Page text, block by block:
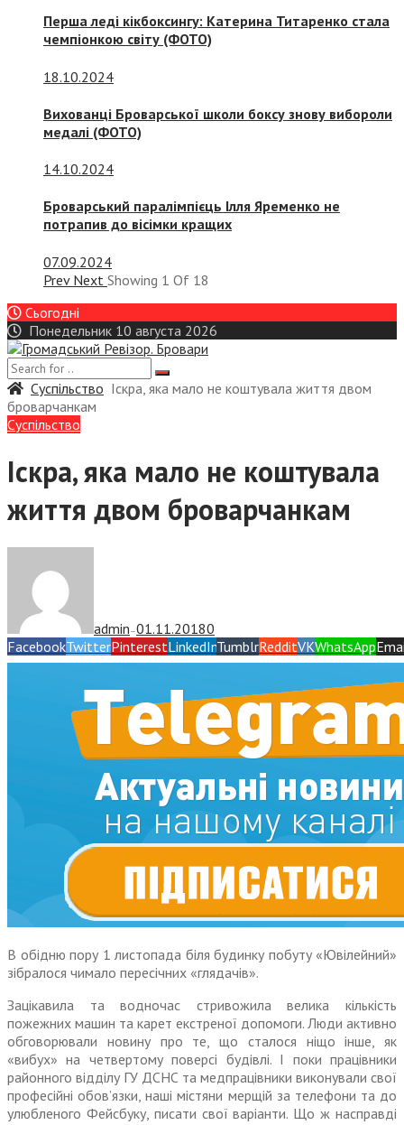
Перша леді кікбоксингу: Катерина Титаренко стала
чемпіонкою світу (ФОТО)
18.10.2024
Вихованці Броварської школи боксу знову вибороли
медалі (ФОТО)
14.10.2024
Броварський паралімпієць Ілля Яременко не
потрапив до вісімки кращих
07.09.2024
Prev Next Showing 1 Of 18
Сьогодні
Понедельник 10 августа 2026
Суспiльство Іскра, яка мало не коштувала життя двом
броварчанкам
Суспiльство
Іскра, яка мало не коштувала
життя двом броварчанкам
admin —01.11.20180
FacebookTwitterPinterestLinkedInTumblrRedditVKWhatsApp
В обідню пору 1 листопада біля будинку побуту «Ювілейний»
зібралося чимало пересічних «глядачів».
Зацікавила та водночас стривожила велика кількість
пожежних машин та карет екстреної допомоги. Люди активно
обговорювали новину про те, що сталося ніщо інше, як
«вибух» на четвертому поверсі будівлі. І поки працівники
районного відділу ГУ ДСНС та медпрацівники виконували свої
професійні обов’язки, наші містяни мерщій за телефони та до
улюбленого Фейсбуку, писати свої варіанти. Що ж насправді